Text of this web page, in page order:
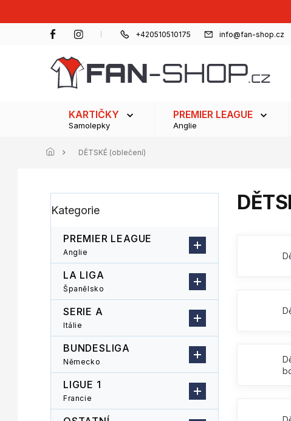
+420510510175 info@fan-shop.cz
KARTIČKY
Samolepky
PREMIER LEAGUE
Anglie
DĚTSKÉ (oblečení)
o
a
a
l
kategorie
Kategorie
PREMIER LEAGUE
Anglie
LA LIGA
Španělsko
SERIE A
Itálie
BUNDESLIGA
Německo
LIGUE 1
Francie